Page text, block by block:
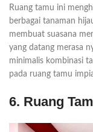
Ruang tamu ini
berbagai tanaman
membuat suasana
yang datang merasa
minimalis kombinasi
pada ruang tamu
6. Ruang